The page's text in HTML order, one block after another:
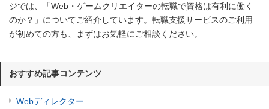
ジでは、「Web・ゲームクリエイターの転職で資格は有利に働く
のか？」についてご紹介しています。転職支援サービスのご利用
が初めての方も、まずはお気軽にご相談ください。
おすすめ記事コンテンツ
Webディレクター